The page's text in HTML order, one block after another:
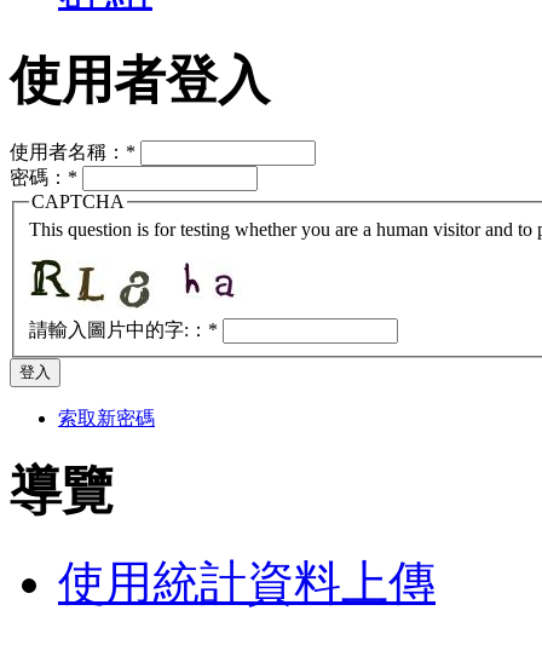
使用者登入
使用者名稱： *
密碼： *
CAPTCHA
This question is for testing whether you are a human visitor and to
請輸入圖片中的字:： *
索取新密碼
導覽
使用統計資料上傳